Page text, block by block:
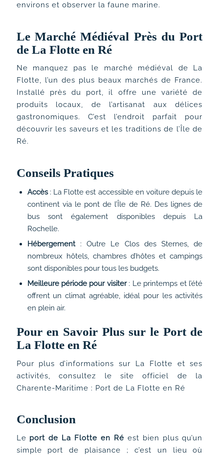
environs et observer la faune marine.
Le Marché Médiéval Près du Port
de La Flotte en Ré
Ne manquez pas le marché médiéval de La
Flotte, l’un des plus beaux marchés de France.
Installé près du port, il offre une variété de
produits locaux, de l’artisanat aux délices
gastronomiques. C’est l’endroit parfait pour
découvrir les saveurs et les traditions de l’Île de
Ré.
Conseils Pratiques
Accès: La Flotte est accessible en voiture depuis le
continent via le pont de l’Île de Ré. Des lignes de
bus sont également disponibles depuis La
Rochelle.
Hébergement: Outre Le Clos des Sternes, de
nombreux hôtels, chambres d’hôtes et campings
sont disponibles pour tous les budgets.
Meilleure période pour visiter: Le printemps et l’été
offrent un climat agréable, idéal pour les activités
en plein air.
Pour en Savoir Plus sur le Port de
La Flotte en Ré
Pour plus d’informations sur La Flotte et ses
activités, consultez le site officiel de la
Charente-Maritime : Port de La Flotte en Ré
Conclusion
Le port de La Flotte en Ré est bien plus qu’un
simple port de plaisance ; c’est un lieu où